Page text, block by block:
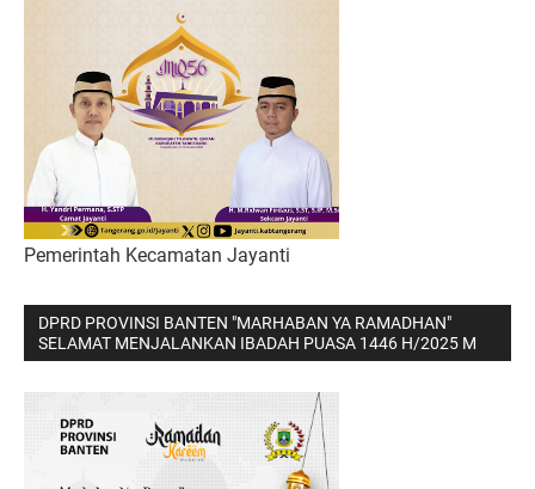
Pemerintah Kecamatan Jayanti
DPRD PROVINSI BANTEN "MARHABAN YA RAMADHAN"
SELAMAT MENJALANKAN IBADAH PUASA 1446 H/2025 M